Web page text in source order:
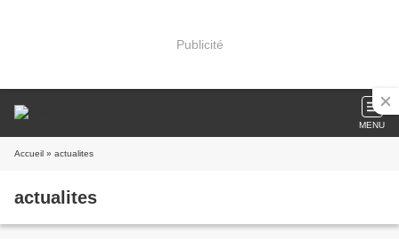
Publicité
MENU
Accueil » actualites
actualites